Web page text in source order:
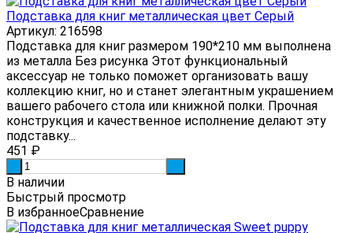
Подставка для книг металлическая цвет Серый
Артикул: 216598
Подставка для книг размером 190*210 мм выполнена
из металла Без рисунка Этот функциональный
аксессуар не только поможет организовать вашу
коллекцию книг, но и станет элегантным украшением
вашего рабочего стола или книжной полки. Прочная
конструкция и качественное исполнение делают эту
подставку...
451 ₽
В наличии
Быстрый просмотр
В избранноеСравнение